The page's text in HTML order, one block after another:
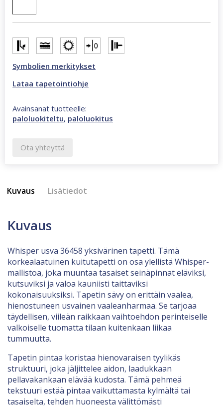
määrä
Symbolien merkitykset
Lataa tapetointiohje
Avainsanat tuotteelle:
paloluokiteltu, paloluokitus
Ota yhteyttä
Kuvaus Lisätiedot
Kuvaus
Whisper usva 36458 yksivärinen tapetti. Tämä
korkealaatuinen kuitutapetti on osa ylellistä Whisper-
mallistoa, joka muuntaa tasaiset seinäpinnat eläviksi,
kutsuviksi ja valoa kauniisti taittaviksi
kokonaisuuksiksi. Tapetin sävy on erittäin vaalea,
hienostuneen usvainen vaaleanharmaa. Se tarjoaa
täydellisen, viileän raikkaan vaihtoehdon perinteiselle
valkoiselle tuomatta tilaan kuitenkaan liikaa
tummuutta.
Tapetin pintaa koristaa hienovaraisen tyylikäs
struktuuri, joka jäljittelee aidon, laadukkaan
pellavakankaan elävää kudosta. Tämä pehmeä
tekstuuri estää pintaa vaikuttamasta kylmältä tai
tasaiselta, tehden huoneesta välittömästi